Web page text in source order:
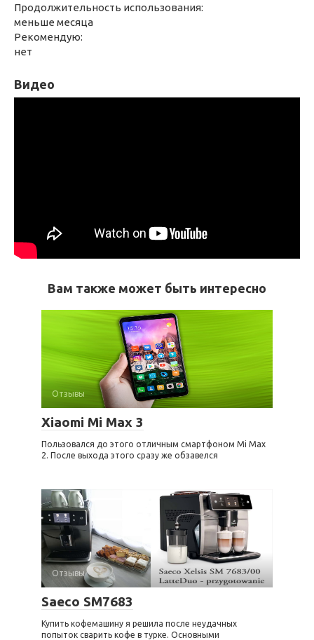
Продолжительность использования:
меньше месяца
Рекомендую:
нет
Видео
Вам также может быть интересно
Отзывы
Xiaomi Mi Max 3
Пользовался до этого отличным смартфоном Mi Max
2. После выхода этого сразу же обзавелся
Отзывы
Saeco SM7683
Купить кофемашину я решила после неудачных
попыток сварить кофе в турке. Основными